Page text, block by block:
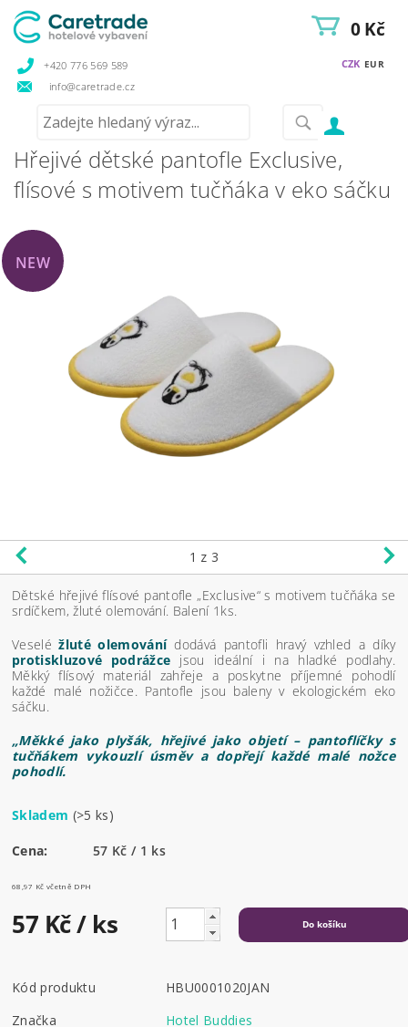
+420 776 569 589
info@caretrade.cz
CZK EUR
0 Kč
Hřejivé dětské pantofle Exclusive,
flísové s motivem tučňáka v eko sáčku
NEW
1 z 3
Dětské hřejivé flísové pantofle „Exclusive“ s motivem tučňáka se
srdíčkem, žluté olemování. Balení 1ks.
Veseléžluté olemovánídodává pantofli hravý vzhled a díky
protiskluzové podrážce jsou ideální i na hladké podlahy.
Měkký flísový materiál zahřeje a poskytne příjemné pohodlí
každé malé nožičce. Pantofle jsou baleny v ekologickém eko
sáčku.
„Měkké jako plyšák, hřejivé jako objetí – pantoflíčky s
tučňákem vykouzlí úsměv a dopřejí každé malé nožce
pohodlí.
Skladem (>5 ks)
Cena: 57 Kč / 1 ks
68,97 Kč včetně DPH
57 Kč/ ks
Kód produktu
HBU0001020JAN
Značka
Hotel Buddies